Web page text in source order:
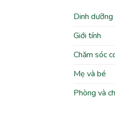
Dinh dưỡng
Giới tính
Chăm sóc
Mẹ và bé
Phòng và